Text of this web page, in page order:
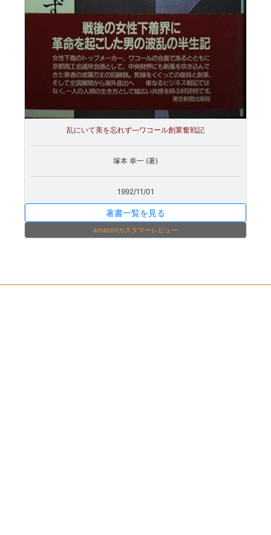
乱にいて美を忘れず―ワコール創業奮戦記
塚本 幸一 (著)
1992/11/01
著書一覧を見る
amazonカスタマーレビュー